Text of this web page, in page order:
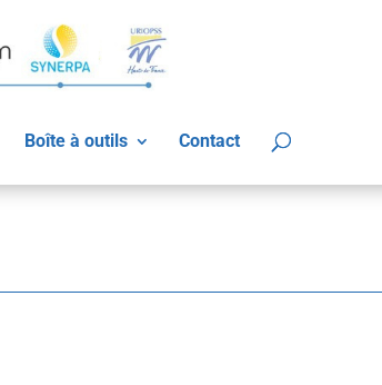
Boîte à outils Contact